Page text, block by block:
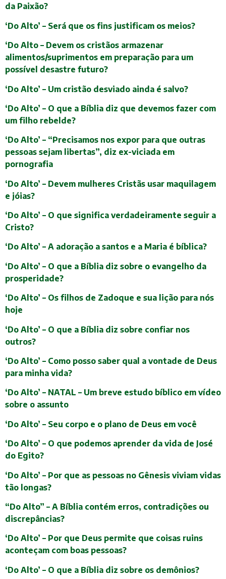
da Paixão?
‘Do Alto’ – Será que os fins justificam os meios?
‘Do Alto – Devem os cristãos armazenar
alimentos/suprimentos em preparação para um
possível desastre futuro?
‘Do Alto’ – Um cristão desviado ainda é salvo?
‘Do Alto’ – O que a Bíblia diz que devemos fazer com
um filho rebelde?
‘Do Alto’ – “Precisamos nos expor para que outras
pessoas sejam libertas”, diz ex-viciada em
pornografia
‘Do Alto’ – Devem mulheres Cristãs usar maquilagem
e jóias?
‘Do Alto’ – O que significa verdadeiramente seguir a
Cristo?
‘Do Alto’ – A adoração a santos e a Maria é bíblica?
‘Do Alto’ – O que a Bíblia diz sobre o evangelho da
prosperidade?
‘Do Alto’ – Os filhos de Zadoque e sua lição para nós
hoje
‘Do Alto’ – O que a Bíblia diz sobre confiar nos
outros?
‘Do Alto’ – Como posso saber qual a vontade de Deus
para minha vida?
‘Do Alto’ – NATAL – Um breve estudo bíblico em vídeo
sobre o assunto
‘Do Alto’ – Seu corpo e o plano de Deus em você
‘Do Alto’ – O que podemos aprender da vida de José
do Egito?
‘Do Alto’ – Por que as pessoas no Gênesis viviam vidas
tão longas?
“Do Alto” – A Bíblia contém erros, contradições ou
discrepâncias?
‘Do Alto’ – Por que Deus permite que coisas ruins
aconteçam com boas pessoas?
‘Do Alto’ – O que a Bíblia diz sobre os demônios?